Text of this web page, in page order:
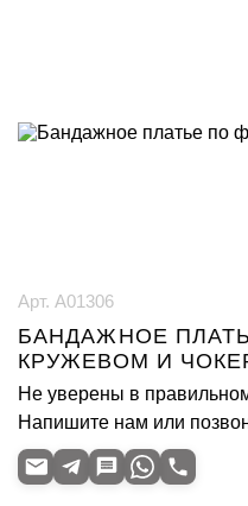
Арт. А01306
БАНДАЖНОЕ
КРУЖЕВОМ И
Не уверены в
Напишите нам или